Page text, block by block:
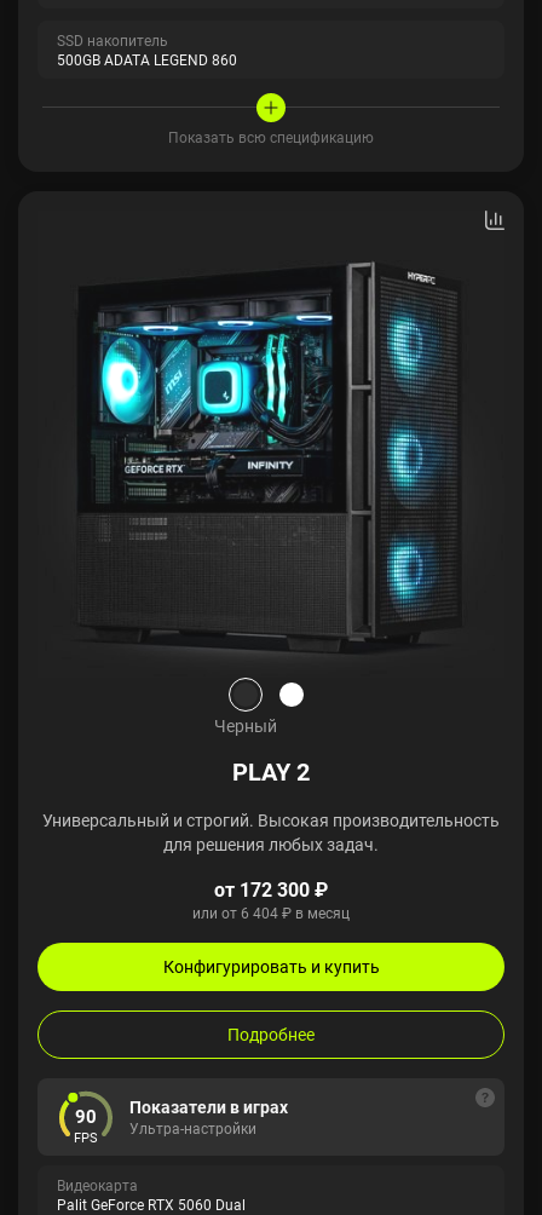
SSD накопитель
500GB ADATA LEGEND 860
Показать всю спецификацию
Черный
PLAY 2
Универсальный и строгий. Высокая производительность
для решения любых задач.
от 172 300 ₽
или от 6 404 ₽ в месяц
Конфигурировать и купить
Подробнее
90
FPS
Показатели в играх
Ультра-настройки
Видеокарта
Palit GeForce RTX 5060 Dual